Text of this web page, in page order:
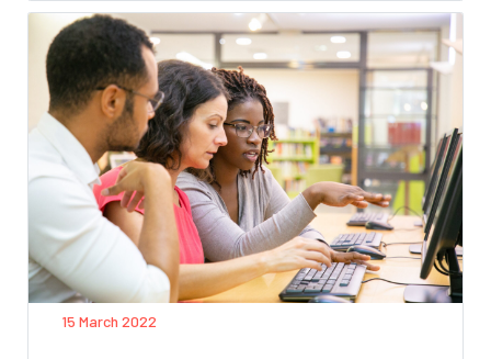
15 March 2022